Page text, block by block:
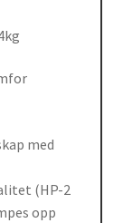
med
(HP-2
opp